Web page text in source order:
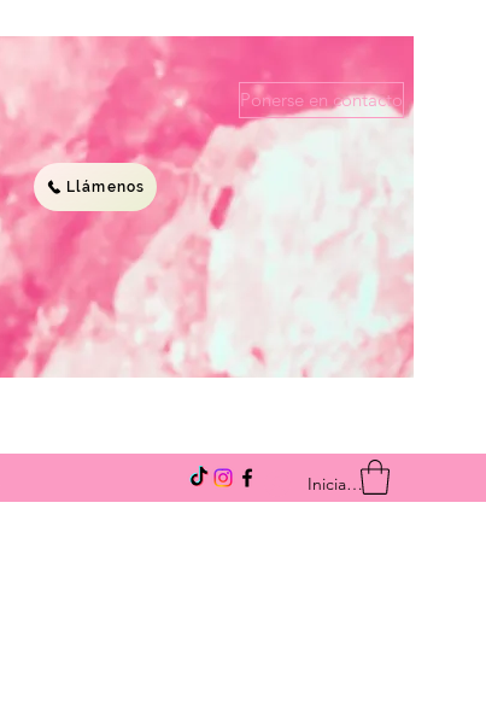
Ponerse en contacto
Llámenos
Iniciar sesión